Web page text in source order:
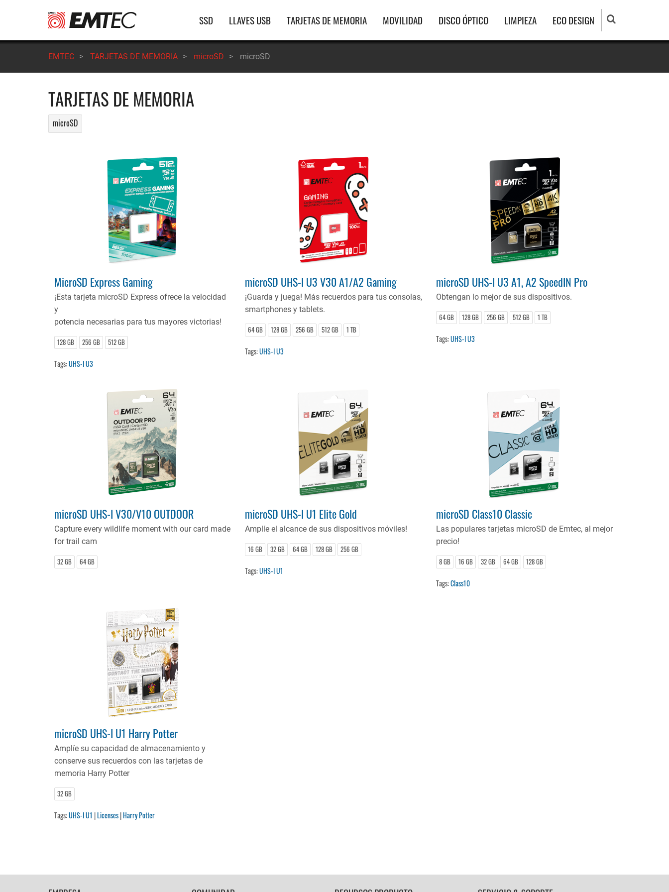
principal
Navegación
principal
SSD LLAVES USB TARJETAS DE MEMORIA MOVILIDAD DISCO ÓPTICO LIMPIEZA ECO DESIGN
EMTEC > TARJETAS DE MEMORIA > microSD > microSD
TARJETAS DE MEMORIA
microSD
MicroSD Express Gaming
¡Esta tarjeta microSD Express ofrece la velocidad
y
potencia necesarias para tus mayores victorias!
128 GB 256 GB 512 GB
Tags:UHS-I U3
microSD UHS-I U3 V30 A1/A2 Gaming
¡Guarda y juega! Más recuerdos para tus consolas,
smartphones y tablets.
64 GB 128 GB 256 GB 512 GB 1 TB
Tags:UHS-I U3
microSD UHS-I U3 A1, A2 SpeedIN Pro
Obtengan lo mejor de sus dispositivos.
64 GB 128 GB 256 GB 512 GB 1 TB
Tags:UHS-I U3
microSD UHS-I V30/V10 OUTDOOR
Capture every wildlife moment with our card made
for trail cam
32 GB 64 GB
microSD UHS-I U1 Elite Gold
Amplíe el alcance de sus dispositivos móviles!
16 GB 32 GB 64 GB 128 GB 256 GB
Tags:UHS-I U1
microSD Class10 Classic
Las populares tarjetas microSD de Emtec, al mejor
precio!
8 GB 16 GB 32 GB 64 GB 128 GB
Tags:Class10
microSD UHS-I U1 Harry Potter
Amplíe su capacidad de almacenamiento y
conserve sus recuerdos con las tarjetas de
memoria Harry Potter
32 GB
Tags:UHS-I U1 |Licenses|Harry Potter